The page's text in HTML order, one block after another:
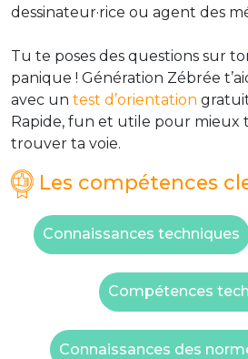
dessinateur·rice ou agent des
Tu te poses des questions sur
panique ! Génération Zébrée
avec un test d’orientation
Rapide, fun et utile pour mieux
trouver ta voie.
Les compétences
Connaissances techniques
Compétences
Connaissances des